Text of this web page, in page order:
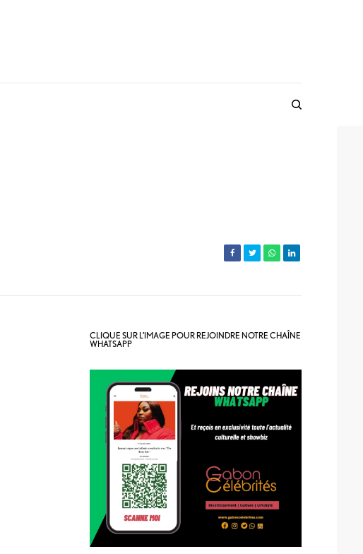
CLIQUE SUR L’IMAGE POUR REJOINDRE NOTRE CHAÎNE
WHATSAPP